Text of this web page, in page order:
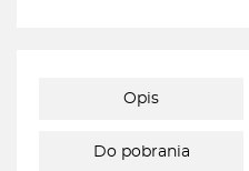
Opis
Do pobrania